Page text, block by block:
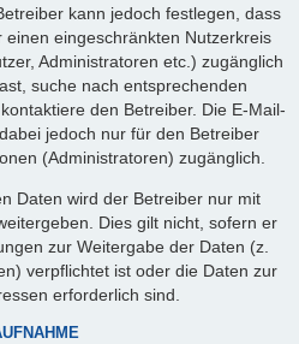
kann jedoch festlegen, dass
eingeschränkten Nutzerkreis
Administratoren etc.) zugänglich
suche nach entsprechenden
den Betreiber. Die E-Mail-
jedoch nur für den Betreiber
(Administratoren) zugänglich.
Daten wird der Betreiber nur mit
Dies gilt nicht, sofern er
zur Weitergabe der Daten (z.
verpflichtet ist oder die Daten zur
erforderlich sind.